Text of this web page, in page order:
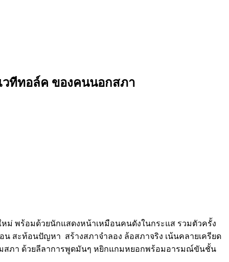
วทีทอล์ค ของคนนอกสภา
ม่ พร้อมด้วยนักแสดงหน้าเหมือนคนดังในกระแส รวมตัวครั้ง
สะท้อนปัญหา สร้างสภาจำลอง ล้อสภาจริง เน้นคลายเครียด
มสภา ด้วยลีลาการพูดมันๆ หยิกแกมหยอกพร้อมอารมณ์ขันชั้น